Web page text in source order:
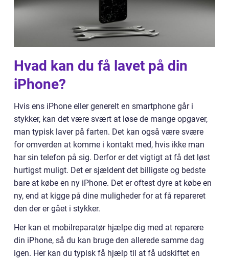
Hvad kan du få lavet på din
iPhone?
Hvis ens iPhone eller generelt en smartphone går i
stykker, kan det være svært at løse de mange opgaver,
man typisk laver på farten. Det kan også være svære
for omverden at komme i kontakt med, hvis ikke man
har sin telefon på sig. Derfor er det vigtigt at få det løst
hurtigst muligt. Det er sjældent det billigste og bedste
bare at købe en ny iPhone. Det er oftest dyre at købe en
ny, end at kigge på dine muligheder for at få repareret
den der er gået i stykker.
Her kan et mobilreparatør hjælpe dig med at reparere
din iPhone, så du kan bruge den allerede samme dag
igen. Her kan du typisk få hjælp til at få udskiftet en